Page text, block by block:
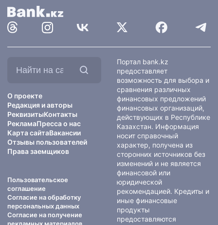
О проекте
Редакция и авторы
РеквизитыКонтакты
РекламаПресса о нас
Карта сайтаВакансии
Отзывы пользователей
Права заемщиков
Пользовательское
соглашение
Согласие на обработку
персональных данных
Согласие на получение
Портал bank.kz
предоставляет
возможность для выбора и
сравнения различных
финансовых предложений
финансовых организаций,
действующих в Республике
Казахстан. Информация
носит справочный
характер, получена из
сторонних источников без
изменений и не является
финансовой или
юридической
рекомендацией. Кредиты и
иные финансовые
продукты
предоставляются